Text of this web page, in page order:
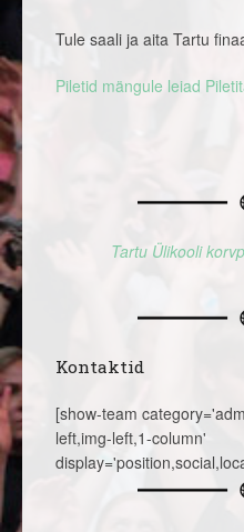
Tule saali ja aita Tartu
Piletid mängule leiad
Tartu Ülikooli
Kontaktid
[show-team
left,img-left,1-column'